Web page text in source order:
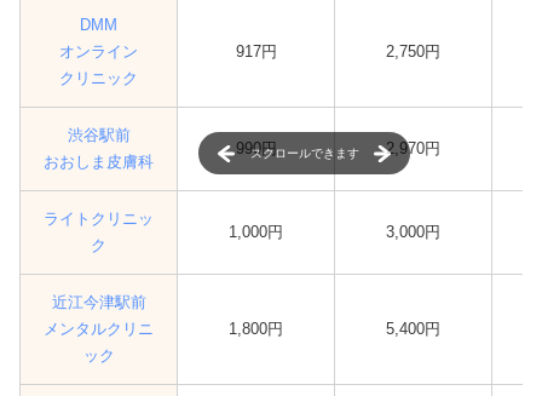
DMM
オンライン
クリニック
917円 2,750円
渋谷駅前
おおしま皮膚科
990円 2,970円
ライトクリニッ
ク
1,000円 3,000円
近江今津駅前
メンタルクリニ
ック
1,800円 5,400円
スクロールできます